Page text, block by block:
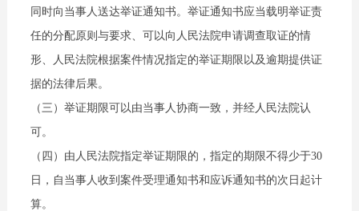
同时向当事人送达举证通知书。举证通知书应当载明举证责
任的分配原则与要求、可以向人民法院申请调查取证的情
形、人民法院根据案件情况指定的举证期限以及逾期提供证
据的法律后果。
（三）举证期限可以由当事人协商一致，并经人民法院认
可。
（四）由人民法院指定举证期限的，指定的期限不得少于30
日，自当事人收到案件受理通知书和应诉通知书的次日起计
算。